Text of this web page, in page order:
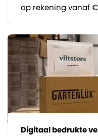
op rekening vanaf
Digitaal bedrukte